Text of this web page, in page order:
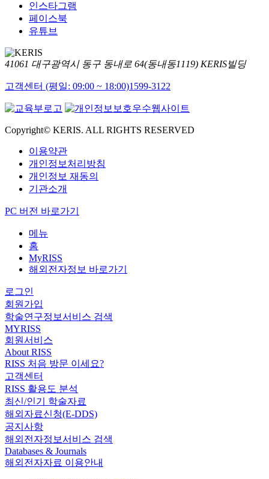
인스타그램
페이스북
유튜브
41061 대구광역시 동구 동내로 64(동내동1119) KERIS빌딩
고객센터 (평일: 09:00 ~ 18:00)1599-3122
Copyright© KERIS. ALL RIGHTS RESERVED
이용약관
개인정보처리방침
개인정보 재동의
기관소개
PC 버전 바로가기
메뉴
홈
MyRISS
해외전자정보 바로가기
로그인
회원가입
학술연구정보서비스 검색
MYRISS
회원서비스
About RISS
RISS 처음 방문 이세요?
고객센터
RISS 활용도 분석
최신/인기 학술자료
해외자료신청(E-DDS)
공지사항
해외전자정보서비스 검색
Databases & Journals
해외전자자료 이용안내